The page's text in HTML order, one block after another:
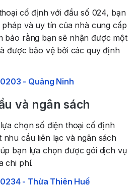
cố định với đầu số 024, bạn
và uy tín của nhà cung cấp
bảo rằng bạn sẽ nhận được một
được bảo vệ bởi các quy định
- Quảng Ninh
và ngân sách
chọn số điện thoại cố định
cầu liên lạc và ngân sách
bạn lựa chọn được gói dịch vụ
chi phí.
- Thừa Thiên Huế